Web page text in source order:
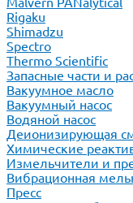
Rigaku
Shimadzu
Spectro
Thermo Scientific
Запасные части и
Вакуумное масло
Вакуумный насос
Водяной насос
Деионизирующая
Химические
Измельчители и
Вибрационная
Пресс